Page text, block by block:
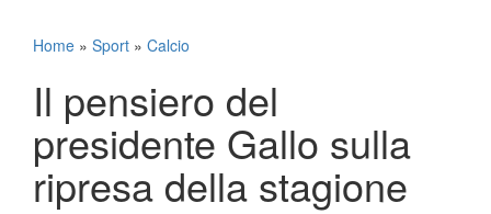
Home » Sport » Calcio
Il pensiero del
presidente Gallo sulla
ripresa della stagione